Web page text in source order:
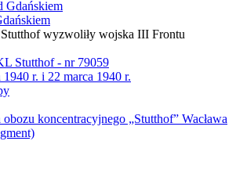
wyzwoliły wojska III Frontu
Stutthof - nr 79059
r. i 22 marca 1940 r.
koncentracyjnego „Stutthof” Wacława